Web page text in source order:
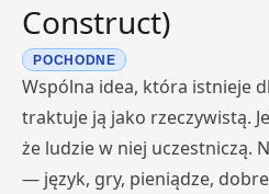
Construct)
POCHODNE
Wspólna idea, która istnieje
traktuje ją jako rzeczywistą.
że ludzie w niej uczestniczą.
— język, gry, pieniądze,